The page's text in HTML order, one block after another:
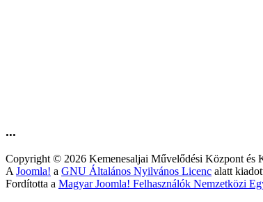
...
Copyright © 2026 Kemenesaljai Művelődési Központ
A Joomla! a GNU Általános Nyilvános Licenc alatt
Fordította a Magyar Joomla! Felhasználók Nemzetközi